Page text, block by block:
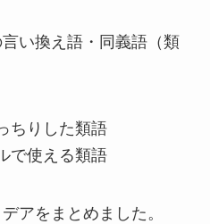
い換え語・同義語（類
ちりした類語
で使える類語
アをまとめました。